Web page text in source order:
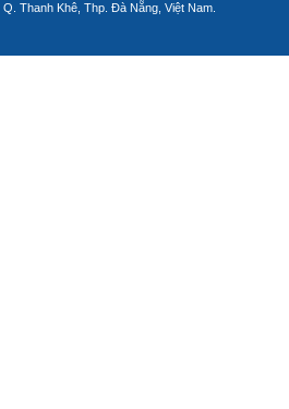
Thanh Khê, Thp. Đà Nẵng, Việt Nam.